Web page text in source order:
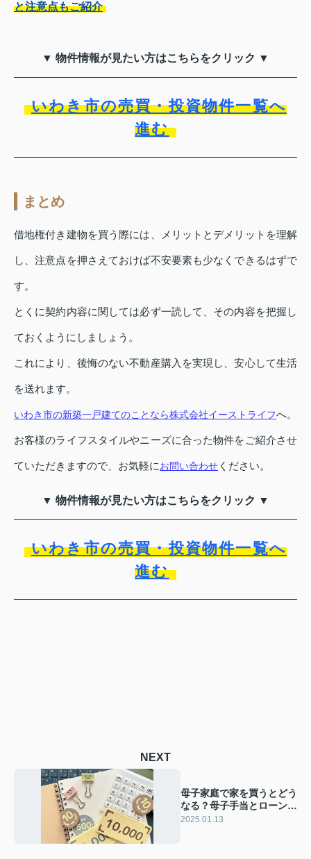
と注意点もご紹介
▼ 物件情報が見たい方はこちらをクリック ▼
いわき市の売買・投資物件一覧へ
進む
まとめ
借地権付き建物を買う際には、メリットとデメリットを理解
し、注意点を押さえておけば不安要素も少なくできるはずで
す。
とくに契約内容に関しては必ず一読して、その内容を把握し
ておくようにしましょう。
これにより、後悔のない不動産購入を実現し、安心して生活
を送れます。
いわき市の新築一戸建てのことなら株式会社イーストライフへ。
お客様のライフスタイルやニーズに合った物件をご紹介させ
ていただきますので、お気軽にお問い合わせ ください。
▼ 物件情報が見たい方はこちらをクリック ▼
いわき市の売買・投資物件一覧へ
進む
NEXT
母子家庭で家を買うとどう
なる？母子手当とローン利
用の注意点も解説
2025.01.13